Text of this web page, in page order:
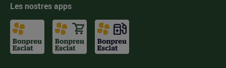
Les nostres apps